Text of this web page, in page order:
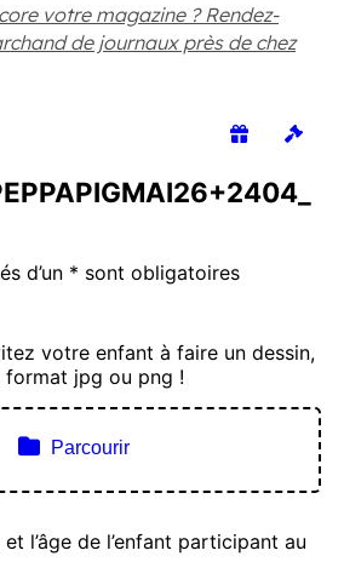
votre magazine ? Rendez-
de journaux près de chez